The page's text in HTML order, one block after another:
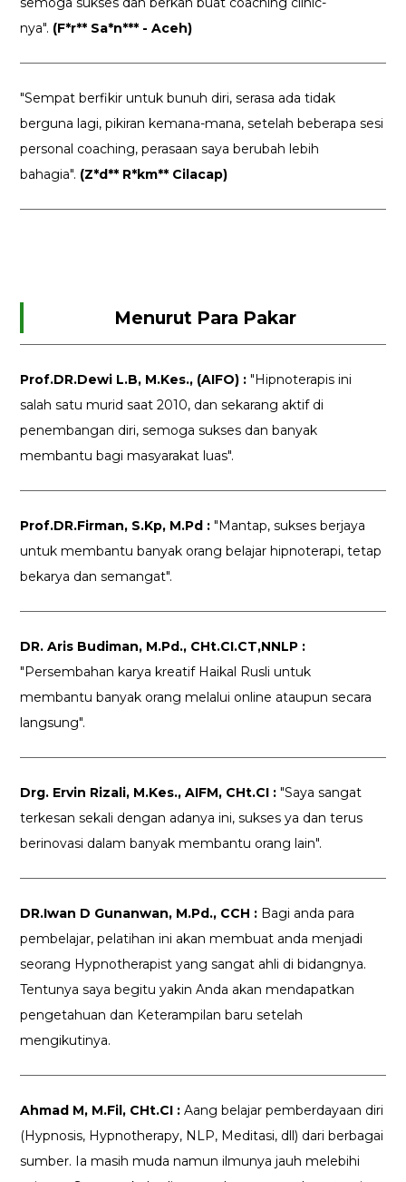
nya". (F*r** Sa*n*** - Aceh)
"Sempat berfikir untuk bunuh diri, serasa ada tidak
berguna lagi, pikiran kemana-mana, setelah beberapa sesi
personal coaching, perasaan saya berubah lebih
bahagia". (Z*d** R*km** Cilacap)
Menurut Para Pakar
Prof.DR.Dewi L.B, M.Kes., (AIFO) :"Hipnoterapis ini
salah satu murid saat 2010, dan sekarang aktif di
penembangan diri, semoga sukses dan banyak
membantu bagi masyarakat luas".
Prof.DR.Firman, S.Kp, M.Pd : "Mantap, sukses berjaya
untuk membantu banyak orang belajar hipnoterapi, tetap
bekarya dan semangat".
DR. Aris Budiman, M.Pd., CHt.CI.CT,NNLP :
"Persembahan karya kreatif Haikal Rusli untuk
membantu banyak orang melalui online ataupun secara
langsung".
Drg. Ervin Rizali, M.Kes., AIFM, CHt.CI : "Saya sangat
terkesan sekali dengan adanya ini, sukses ya dan terus
berinovasi dalam banyak membantu orang lain".
DR.Iwan D Gunanwan, M.Pd., CCH : Bagi anda para
pembelajar, pelatihan ini akan membuat anda menjadi
seorang Hypnotherapist yang sangat ahli di bidangnya.
Tentunya saya begitu yakin Anda akan mendapatkan
pengetahuan dan Keterampilan baru setelah
mengikutinya.
Ahmad M, M.Fil, CHt.CI : Aang belajar pemberdayaan diri
(Hypnosis, Hypnotherapy, NLP, Meditasi, dll) dari berbagai
sumber. Ia masih muda namun ilmunya jauh melebihi